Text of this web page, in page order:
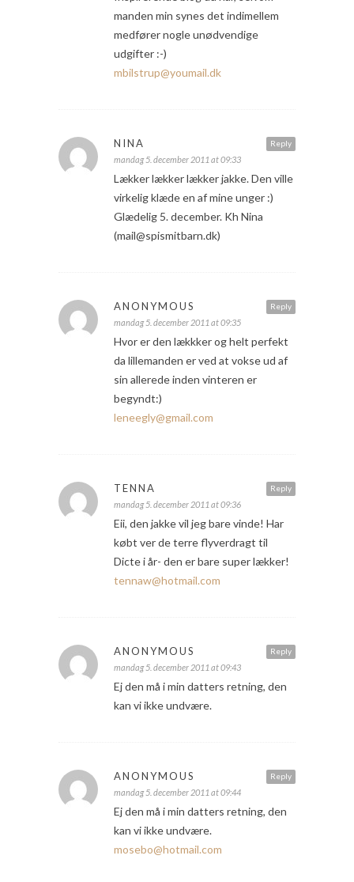
manden min synes det indimellem
medfører nogle unødvendige
udgifter :-)
mbilstrup@youmail.dk
Reply
NINA
mandag 5. december 2011 at 09:33
Lækker lækker lækker jakke. Den ville
virkelig klæde en af mine unger :)
Glædelig 5. december. Kh Nina
(mail@spismitbarn.dk)
Reply
ANONYMOUS
mandag 5. december 2011 at 09:35
Hvor er den lækkker og helt perfekt
da lillemanden er ved at vokse ud af
sin allerede inden vinteren er
begyndt:)
leneegly@gmail.com
Reply
TENNA
mandag 5. december 2011 at 09:36
Eii, den jakke vil jeg bare vinde! Har
købt ver de terre flyverdragt til
Dicte i år- den er bare super lækker!
tennaw@hotmail.com
Reply
ANONYMOUS
mandag 5. december 2011 at 09:43
Ej den må i min datters retning, den
kan vi ikke undvære.
Reply
ANONYMOUS
mandag 5. december 2011 at 09:44
Ej den må i min datters retning, den
kan vi ikke undvære.
mosebo@hotmail.com